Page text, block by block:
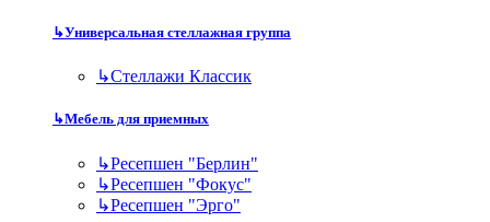
↳Универсальная стеллажная группа
↳Стеллажи Классик
↳Мебель для приемных
↳Ресепшен "Берлин"
↳Ресепшен "Фокус"
↳Ресепшен "Эрго"